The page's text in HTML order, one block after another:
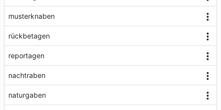
musterknaben
rückbetagen
reportagen
nachtraben
naturgaben